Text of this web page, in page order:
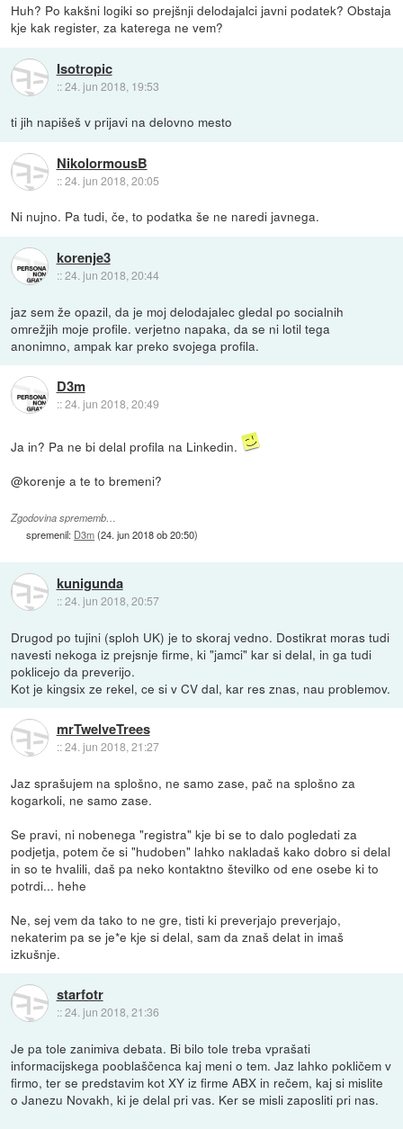
Huh? Po kakšni logiki so prejšnji delodajalci javni podatek? Obstaja
kje kak register, za katerega ne vem?
Isotropic
::24. jun 2018, 19:53
ti jih napišeš v prijavi na delovno mesto
NikolormousB
::24. jun 2018, 20:05
Ni nujno. Pa tudi, če, to podatka še ne naredi javnega.
korenje3
::24. jun 2018, 20:44
jaz sem že opazil, da je moj delodajalec gledal po socialnih
omrežjih moje profile. verjetno napaka, da se ni lotil tega
anonimno, ampak kar preko svojega profila.
D3m
::24. jun 2018, 20:49
Ja in? Pa ne bi delal profila na Linkedin.
@korenje a te to bremeni?
Zgodovina sprememb…
spremenil: D3m(24. jun 2018 ob 20:50)
kunigunda
::24. jun 2018, 20:57
Drugod po tujini (sploh UK) je to skoraj vedno. Dostikrat moras tudi
navesti nekoga iz prejsnje firme, ki "jamci" kar si delal, in ga tudi
poklicejo da preverijo.
Kot je kingsix ze rekel, ce si v CV dal, kar res znas, nau problemov.
mrTwelveTrees
::24. jun 2018, 21:27
Jaz sprašujem na splošno, ne samo zase, pač na splošno za
kogarkoli, ne samo zase.
Se pravi, ni nobenega "registra" kje bi se to dalo pogledati za
podjetja, potem če si "hudoben" lahko nakladaš kako dobro si delal
in so te hvalili, daš pa neko kontaktno številko od ene osebe ki to
potrdi... hehe
Ne, sej vem da tako to ne gre, tisti ki preverjajo preverjajo,
nekaterim pa se je*e kje si delal, sam da znaš delat in imaš
izkušnje.
starfotr
::24. jun 2018, 21:36
Je pa tole zanimiva debata. Bi bilo tole treba vprašati
informacijskega pooblaščenca kaj meni o tem. Jaz lahko pokličem v
firmo, ter se predstavim kot XY iz firme ABX in rečem, kaj si mislite
o Janezu Novakh, ki je delal pri vas. Ker se misli zaposliti pri nas.